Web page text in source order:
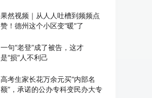
果然视频｜从人人吐槽到频频点
赞！德州这个小区变“暖”了
一句“老登”成了被告，这才
是“损”人不利己
高考生家长花万余元买“内部名
额”，承诺的公办专科变民办大专